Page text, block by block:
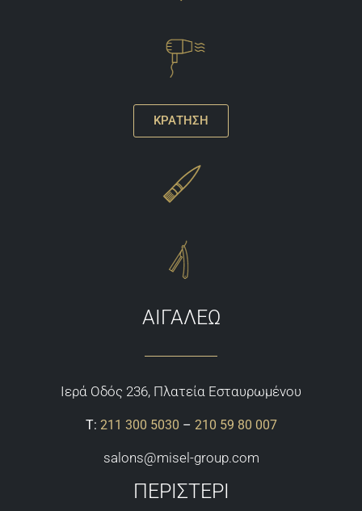
ΚΡΑΤΗΣΗ
ΑΙΓΑΛΕΩ
Ιερά Οδός 236, Πλατεία Εσταυρωμένου
Τ: 211 300 5030 – 210 59 80 007
salons@misel-group.com
ΠΕΡΙΣΤΕΡΙ